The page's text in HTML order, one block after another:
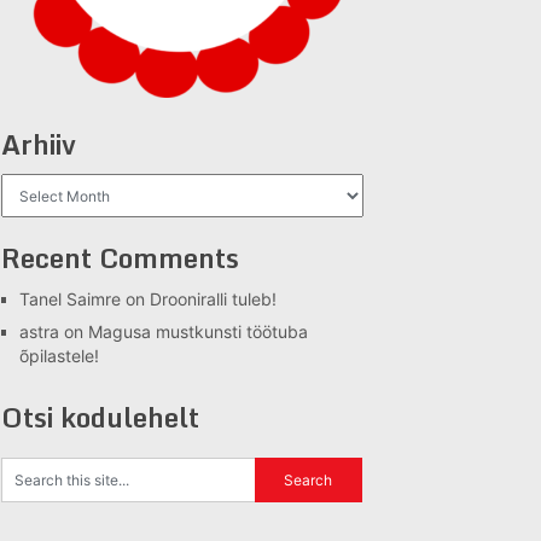
Arhiiv
Recent Comments
Tanel Saimre on Drooniralli tuleb!
astra on Magusa mustkunsti töötuba
õpilastele!
Otsi kodulehelt